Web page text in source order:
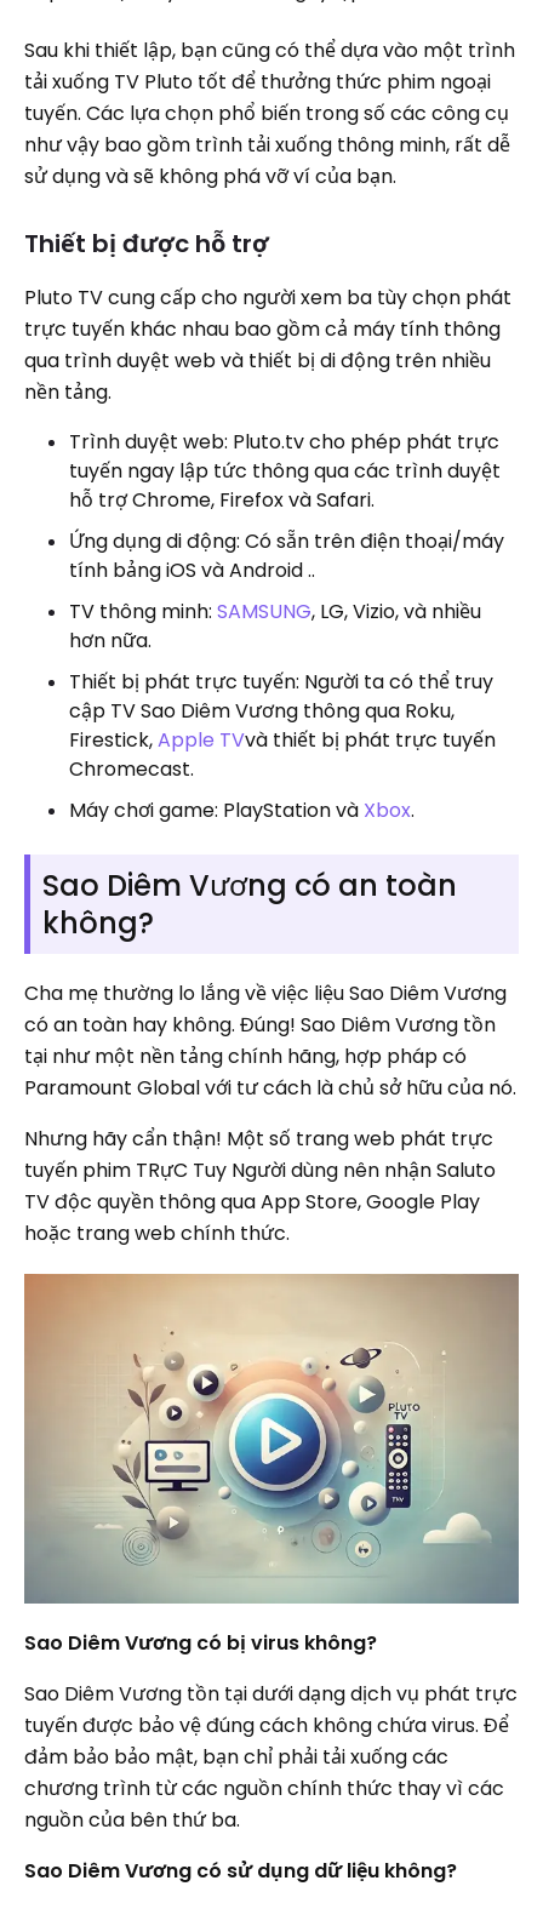
Sau khi thiết lập, bạn cũng có thể dựa vào một trình
tải xuống TV Pluto tốt để thưởng thức phim ngoại
tuyến. Các lựa chọn phổ biến trong số các công cụ
như vậy bao gồm trình tải xuống thông minh, rất dễ
sử dụng và sẽ không phá vỡ ví của bạn.
Thiết bị được hỗ trợ
Pluto TV cung cấp cho người xem ba tùy chọn phát
trực tuyến khác nhau bao gồm cả máy tính thông
qua trình duyệt web và thiết bị di động trên nhiều
nền tảng.
Trình duyệt web: Pluto.tv cho phép phát trực
tuyến ngay lập tức thông qua các trình duyệt
hỗ trợ Chrome, Firefox và Safari.
Ứng dụng di động: Có sẵn trên điện thoại/máy
tính bảng iOS và Android ..
TV thông minh: SAMSUNG, LG, Vizio, và nhiều
hơn nữa.
Thiết bị phát trực tuyến: Người ta có thể truy
cập TV Sao Diêm Vương thông qua Roku,
Firestick,Apple TVvà thiết bị phát trực tuyến
Chromecast.
Máy chơi game: PlayStation và Xbox.
Sao Diêm Vương có an toàn
không?
Cha mẹ thường lo lắng về việc liệu Sao Diêm Vương
có an toàn hay không. Đúng! Sao Diêm Vương tồn
tại như một nền tảng chính hãng, hợp pháp có
Paramount Global với tư cách là chủ sở hữu của nó.
Nhưng hãy cẩn thận! Một số trang web phát trực
tuyến phim TRựC Tuy Người dùng nên nhận Saluto
TV độc quyền thông qua App Store, Google Play
hoặc trang web chính thức.
Sao Diêm Vương có bị virus không?
Sao Diêm Vương tồn tại dưới dạng dịch vụ phát trực
tuyến được bảo vệ đúng cách không chứa virus. Để
đảm bảo bảo mật, bạn chỉ phải tải xuống các
chương trình từ các nguồn chính thức thay vì các
nguồn của bên thứ ba.
Sao Diêm Vương có sử dụng dữ liệu không?